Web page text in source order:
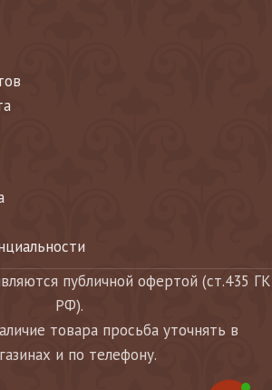
публичной офертой (ст.435 ГК
РФ).
товара просьба уточнять в
и по телефону.